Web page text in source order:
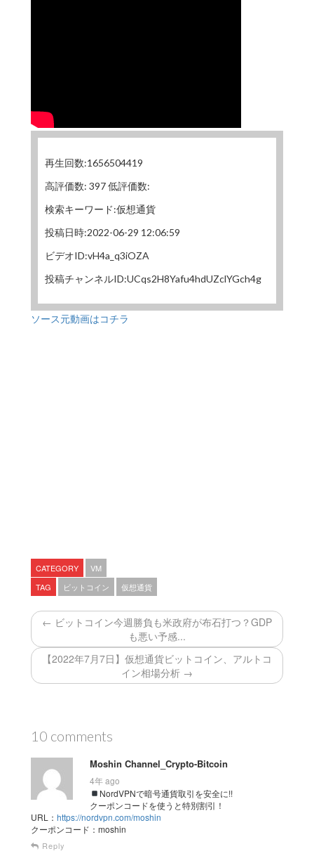
再生回数:1656504419
高評価数: 397 低評価数:
検索キーワード:仮想通貨
投稿日時:2022-06-29 12:06:59
ビデオID:vH4a_q3iOZA
投稿チャンネルID:UCqs2H8Yafu4hdUZclYGch4g
ソース元動画はコチラ
CATEGORY
VM
TAG
ビットコイン 仮想通貨
← ビットコイン今週勝負も米政府が布石打つ？GDP
も悪い予感...
【2022年7月7日】仮想通貨ビットコイン、アルトコ
イン相場分析 →
10 comments
Moshin Channel_Crypto-Bitcoin
4年 ago
NordVPNで暗号通貨取引を安全に!!
クーポンコードを使うと特別割引！
URL： https://nordvpn.com/moshin
クーポンコード：moshin
Reply